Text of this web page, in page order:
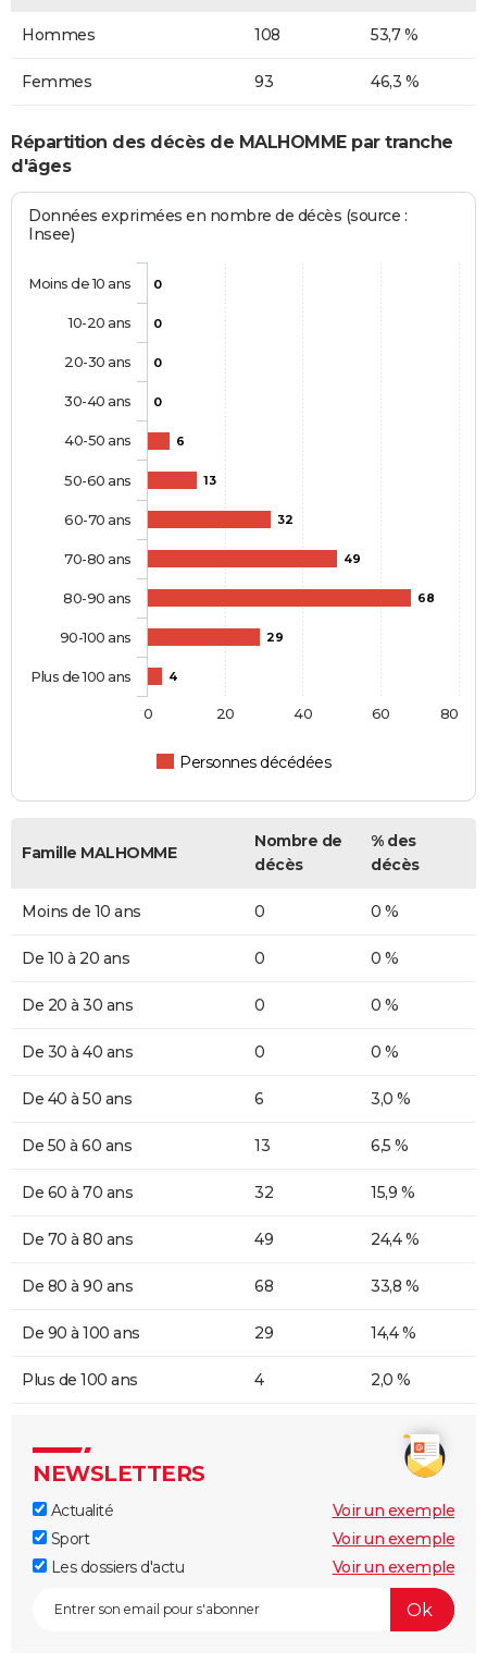
Hommes 108 53,7 %
Femmes 93 46,3 %
Répartition des décès de MALHOMME par tranche
d'âges
Données exprimées en nombre de décès (source :
Insee)
0
0
0
0
6
13
32
49
68
29
4
Personnes décédées
Moins de 10 ans
10-20 ans
20-30 ans
30-40 ans
40-50 ans
50-60 ans
60-70 ans
70-80 ans
80-90 ans
90-100 ans
Plus de 100 ans
0 20 40 60 80
Famille MALHOMME
Nombre de
décès
% des
décès
Moins de 10 ans 0 0 %
De 10 à 20 ans 0 0 %
De 20 à 30 ans 0 0 %
De 30 à 40 ans 0 0 %
De 40 à 50 ans 6 3,0 %
De 50 à 60 ans 13 6,5 %
De 60 à 70 ans 32 15,9 %
De 70 à 80 ans 49 24,4 %
De 80 à 90 ans 68 33,8 %
De 90 à 100 ans 29 14,4 %
Plus de 100 ans 4 2,0 %
NEWSLETTERS
Actualité
Voir un exemple
Sport
Voir un exemple
Les dossiers d'actu
Voir un exemple